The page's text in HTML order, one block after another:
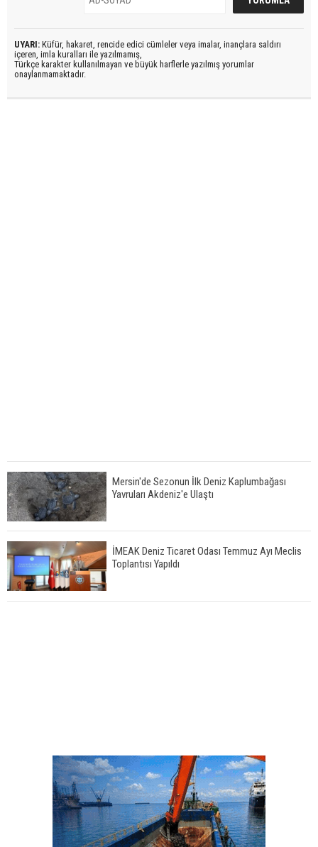
UYARI: Küfür, hakaret, rencide edici cümleler veya imalar, inançlara saldırı
içeren, imla kuralları ile yazılmamış,
Türkçe karakter kullanılmayan ve büyük harflerle yazılmış yorumlar
onaylanmamaktadır.
Mersin'de Sezonun İlk Deniz Kaplumbağası
Yavruları Akdeniz'e Ulaştı
İMEAK Deniz Ticaret Odası Temmuz Ayı Meclis
Toplantısı Yapıldı